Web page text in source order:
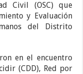
Civil (OSC) que
y Evaluación
del Distrito
en el encuentro
(CDD), Red por